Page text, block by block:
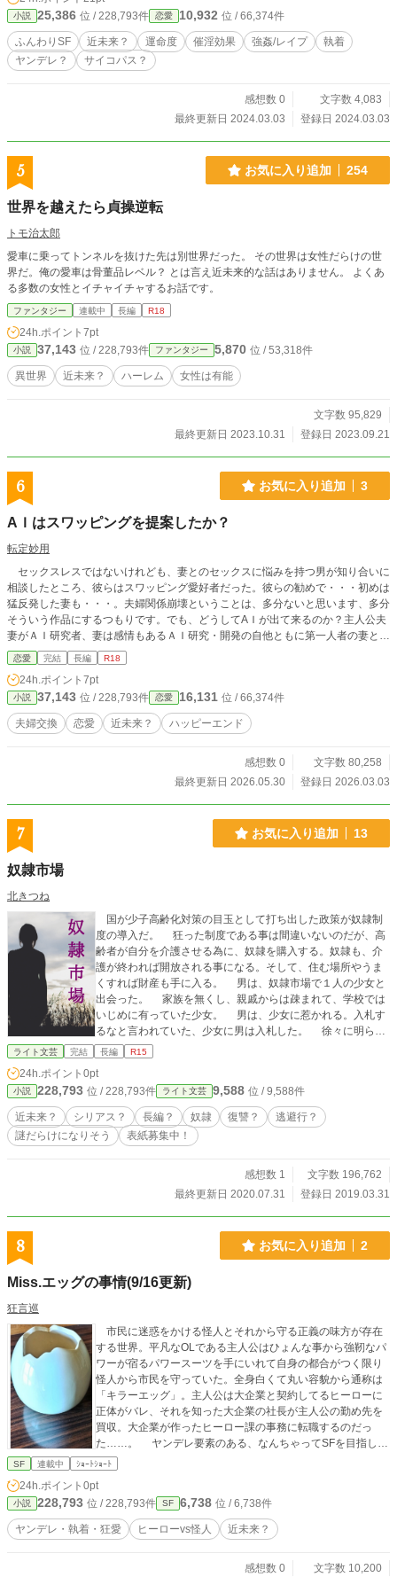
小説 25,386 位 / 228,793件 恋愛 10,932 位 / 66,374件
ふんわりSF 近未来？ 運命度 催淫効果 強姦/レイプ
執着
ヤンデレ？
サイコパス？
感想数 0
文字数 4,083
最終更新日 2024.03.03
登録日 2024.03.03
5 お気に入り追加 254
世界を越えたら貞操逆転
トモ治太郎
愛車に乗ってトンネルを抜けた先は別世界だった。 その世界は女性だらけの世
界だ。俺の愛車は骨董品レベル？ とは言え近未来的な話はありません。 よくあ
る多数の女性とイチャイチャするお話です。
ファンタジー 連載中 長編 R18
24h.ポイント 7pt
小説 37,143 位 / 228,793件 ファンタジー 5,870 位 / 53,318件
異世界 近未来？ ハーレム 女性は有能
文字数 95,829
最終更新日 2023.10.31
登録日 2023.09.21
6 お気に入り追加 3
AＩはスワッピングを提案したか？
転定妙用
セックスレスではないけれども、妻とのセックスに悩みを持つ男が知り合いに
相談したところ、彼らはスワッピング愛好者だった。彼らの勧めで・・・初めは
猛反発した妻も・・・。夫婦関係崩壊ということは、多分ないと思います、多分
そういう作品にするつもりです。でも、どうしてAＩが出て来るのか？主人公夫
妻がＡＩ研究者、妻は感情もあるＡＩ研究・開発の自他ともに第一人者の妻とそ
れに比べると地味で、妻やその関係者からは下に見られる夫は、ＡＩのカウンセ
ラー、お悩み相談で、感情のあるＡＩそのものが悩みを持つということで、活況
を呈していて、妻はそれに複雑な感情をもっていて・・・という背景にしている
からです。
恋愛 完結 長編 R18
24h.ポイント 7pt
小説 37,143 位 / 228,793件 恋愛 16,131 位 / 66,374件
夫婦交換 恋愛 近未来？ ハッピーエンド
感想数 0
文字数 80,258
最終更新日 2026.05.30
登録日 2026.03.03
7 お気に入り追加 13
奴隷市場
北きつね
国が少子高齢化対策の目玉として打ち出した政策が奴隷制
度の導入だ。 狂った制度である事は間違いないのだが、高
齢者が自分を介護させる為に、奴隷を購入する。奴隷も、介
護が終われば開放される事になる。そして、住む場所やうま
くすれば財産も手に入る。 男は、奴隷市場で１人の少女と
出会った。 家族を無くし、親戚からは疎まれて、学校では
いじめに有っていた少女。 男は、少女に惹かれる。入札す
るなと言われていた、少女に男は入札した。 徐々に明らか
になっていく、二人の因果。そして、その先に待ち受けてい
ライト文芸 完結 長編 R15
24h.ポイント 0pt
小説 228,793 位 / 228,793件 ライト文芸 9,588 位 / 9,588件
近未来？ シリアス？ 長編？ 奴隷 復讐？
逃避行？
謎だらけになりそう
表紙募集中！
感想数 1
文字数 196,762
最終更新日 2020.07.31
登録日 2019.03.31
8 お気に入り追加 2
Miss.エッグの事情(9/16更新)
狂言巡
市民に迷惑をかける怪人とそれから守る正義の味方が存在
する世界。平凡なOLである主人公はひょんな事から強靭なパ
ワーが宿るパワースーツを手にいれて自身の都合がつく限り
怪人から市民を守っていた。全身白くて丸い容貌から通称は
「キラーエッグ」。主人公は大企業と契約してるヒーローに
正体がバレ、それを知った大企業の社長が主人公の勤め先を
買収。大企業が作ったヒーロー課の事務に転職するのだっ
た……。 ヤンデレ要素のある、なんちゃってSFを目指しま
す。
SF 連載中 ｼｮｰﾄｼｮｰﾄ
24h.ポイント 0pt
小説 228,793 位 / 228,793件 SF 6,738 位 / 6,738件
ヤンデレ・執着・狂愛 ヒーローvs怪人 近未来？
感想数 0
文字数 10,200